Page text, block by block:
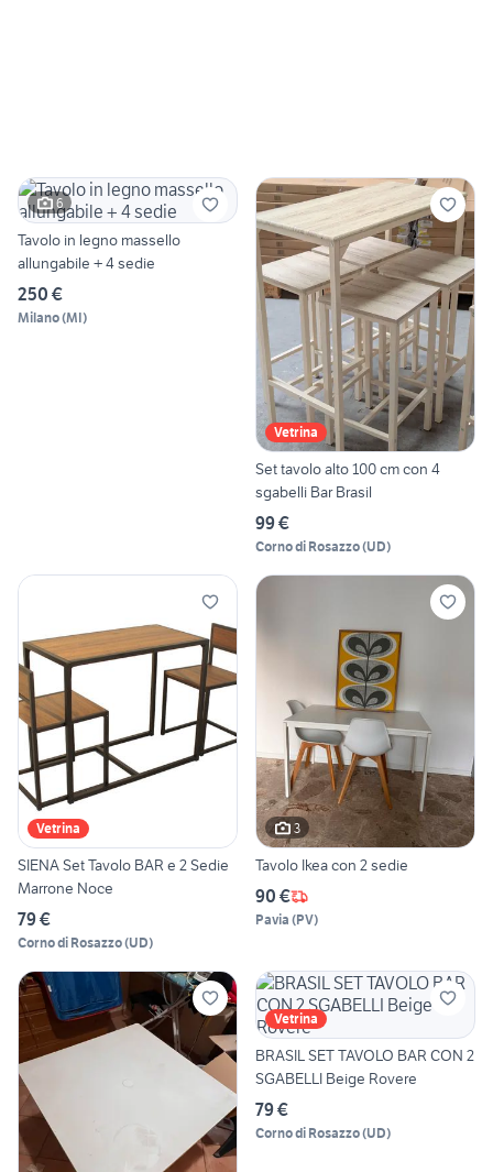
6
Tavolo in legno massello
allungabile + 4 sedie
250 €
Milano(MI)
Vetrina
Set tavolo alto 100 cm con 4
sgabelli Bar Brasil
99 €
Corno di Rosazzo(UD)
Vetrina
SIENA Set Tavolo BAR e 2 Sedie
Marrone Noce
79 €
Corno di Rosazzo(UD)
3
Tavolo Ikea con 2 sedie
90 €
Pavia (PV)
Vetrina
BRASIL SET TAVOLO BAR CON 2
SGABELLI Beige Rovere
79 €
Corno di Rosazzo(UD)